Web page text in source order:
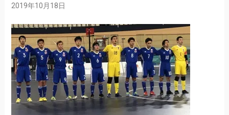
2019年10月18日